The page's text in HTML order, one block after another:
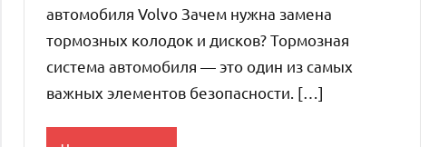
автомобиля Volvo Зачем нужна замена
тормозных колодок и дисков? Тормозная
система автомобиля — это один из самых
важных элементов безопасности. […]